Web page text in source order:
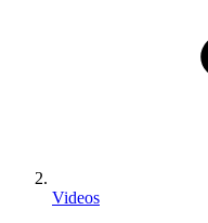
Videos